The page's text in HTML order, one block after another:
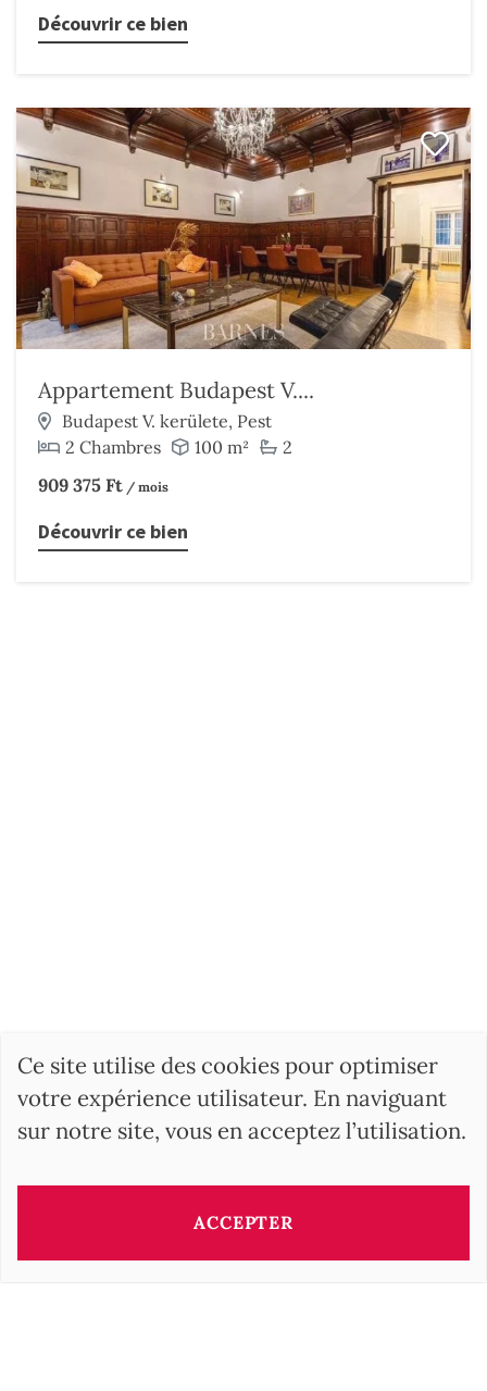
RECHERCHER
Découvrir ce bien
Appartement Budapest V....
Budapest V. kerülete, Pest
2 Chambres
100 m²
2
909 375 Ft / mois
Découvrir ce bien
Ce site utilise des cookies pour optimiser
votre expérience utilisateur. En naviguant
sur notre site, vous en acceptez l’utilisation.
ACCEPTER